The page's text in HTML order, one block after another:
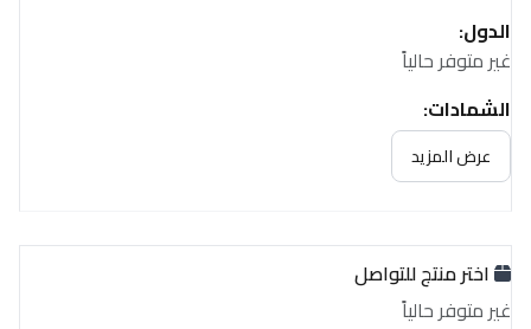
الدول:
غير متوفر حالياً
الشهادات:
غير متوفر حالياً
عرض المزيد
اختر منتج للتواصل
غير متوفر حالياً